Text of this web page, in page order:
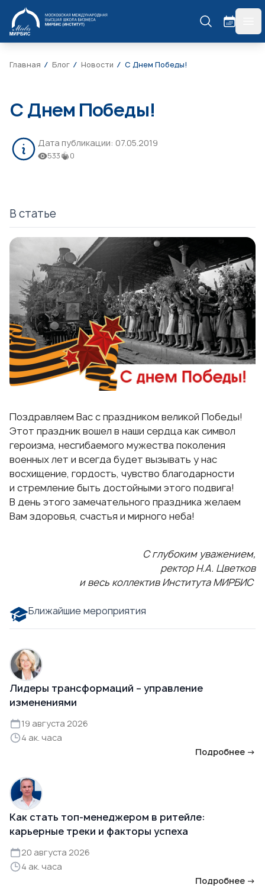
МИРБИС
Главная Блог Новости С Днем Победы!
С Днем Победы!
Дата публикации: 07.05.2019
533 0
В статье
Поздравляем Вас с праздником великой Победы!
Этот праздник вошел в наши сердца как символ
героизма, несгибаемого мужества поколения
военных лет и всегда будет вызывать у нас
восхищение, гордость, чувство благодарности
и стремление быть достойными этого подвига!
В день этого замечательного праздника желаем
Вам здоровья, счастья и мирного неба!
С глубоким уважением,
ректор Н.А. Цветков
и весь коллектив Института МИРБИС
Ближайшие мероприятия
Лидеры трансформаций – управление
изменениями
19 августа 2026
4 ак. часа
Подробнее →
Как стать топ-менеджером в ритейле:
карьерные треки и факторы успеха
20 августа 2026
4 ак. часа
Подробнее →